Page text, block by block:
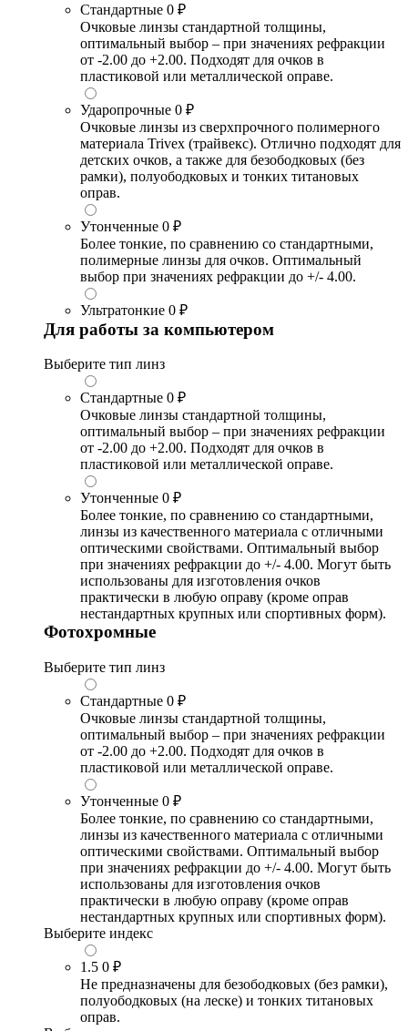
Стандартные 0 ₽
Очковые линзы стандартной толщины,
оптимальный выбор – при значениях рефракции
от -2.00 до +2.00. Подходят для очков в
пластиковой или металлической оправе.
Ударопрочные 0 ₽
Очковые линзы из сверхпрочного полимерного
материала Trivex (трайвекс). Отлично подходят для
детских очков, а также для безободковых (без
рамки), полуободковых и тонких титановых
оправ.
Утонченные 0 ₽
Более тонкие, по сравнению со стандартными,
полимерные линзы для очков. Оптимальный
выбор при значениях рефракции до +/- 4.00.
Ультратонкие 0 ₽
Для работы за компьютером
Выберите тип линз
Стандартные 0 ₽
Очковые линзы стандартной толщины,
оптимальный выбор – при значениях рефракции
от -2.00 до +2.00. Подходят для очков в
пластиковой или металлической оправе.
Утонченные 0 ₽
Более тонкие, по сравнению со стандартными,
линзы из качественного материала с отличными
оптическими свойствами. Оптимальный выбор
при значениях рефракции до +/- 4.00. Могут быть
использованы для изготовления очков
практически в любую оправу (кроме оправ
нестандартных крупных или спортивных форм).
Фотохромные
Выберите тип линз
Стандартные 0 ₽
Очковые линзы стандартной толщины,
оптимальный выбор – при значениях рефракции
от -2.00 до +2.00. Подходят для очков в
пластиковой или металлической оправе.
Утонченные 0 ₽
Более тонкие, по сравнению со стандартными,
линзы из качественного материала с отличными
оптическими свойствами. Оптимальный выбор
при значениях рефракции до +/- 4.00. Могут быть
использованы для изготовления очков
практически в любую оправу (кроме оправ
нестандартных крупных или спортивных форм).
Выберите индекс
1.5 0 ₽
Не предназначены для безободковых (без рамки),
полуободковых (на леске) и тонких титановых
оправ.